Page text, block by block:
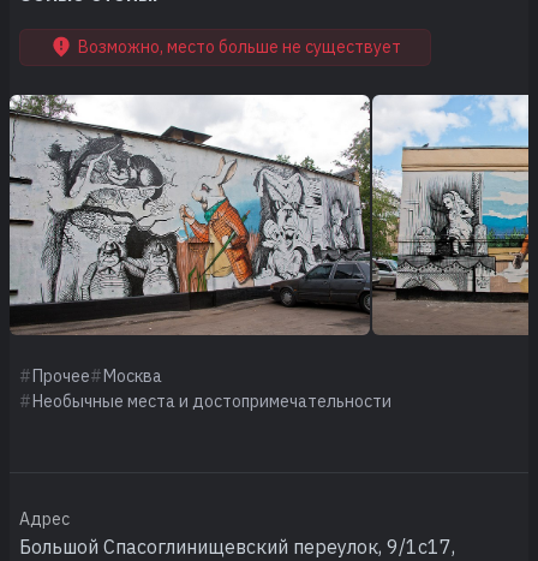
Возможно, место больше не существует
Прочее
Москва
Необычные места и достопримечательности
Адрес
Большой Спасоглинищевский переулок, 9/1с17,